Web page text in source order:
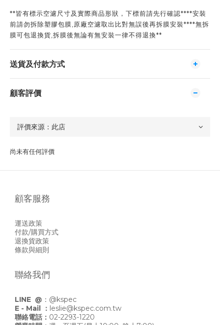
**皆有標示空濾尺寸及實際商品形狀，下標前請先行確認****安裝
前請勿拆除塑膠包膜,原廠空濾取出比對無誤後再拆膜安裝****無拆
膜可包退換貨,拆膜後無論有無安裝一律不得退換**
送貨及付款方式
顧客評價
尚未有任何評價
顧客服務
運送政策
付款/購買方式
退換貨政策
條款與細則
聯絡我們
LINE @ ： @kspec
E - Mail ： leslie@kspec.com.tw
聯絡電話： 02-2293-1220